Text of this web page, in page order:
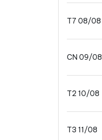
T7 08/08
CN 09/08
T2 10/08
T3 11/08